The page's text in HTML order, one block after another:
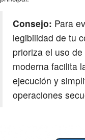
Consejo: Para
legibilidad de tu
prioriza el uso de
moderna facilita
ejecución y
operaciones